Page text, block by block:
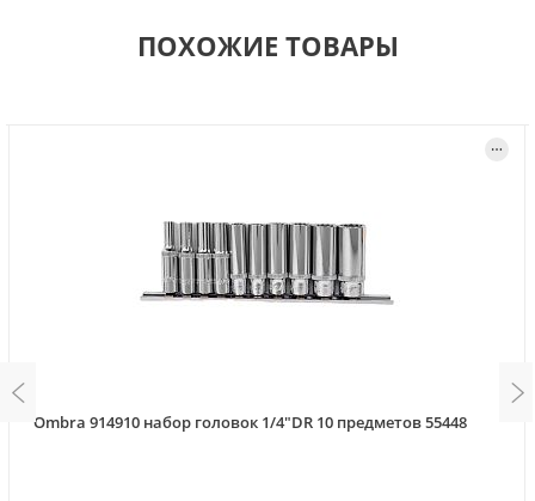
ПОХОЖИЕ ТОВАРЫ
Ombra 914910 набор головок 1/4"DR 10 предметов 55448